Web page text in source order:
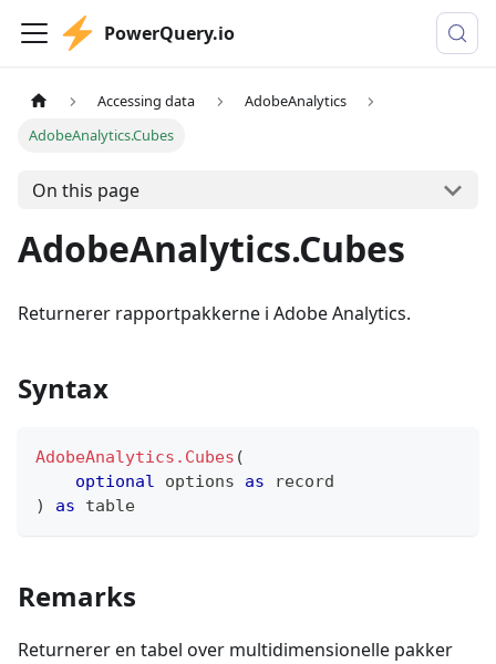
PowerQuery.io
Accessing data
AdobeAnalytics
AdobeAnalytics.Cubes
On this page
AdobeAnalytics.Cubes
Returnerer rapportpakkerne i Adobe Analytics.
Syntax
AdobeAnalytics.Cubes (
optional options as
record
)
as table
Remarks
Returnerer en tabel over multidimensionelle pakker